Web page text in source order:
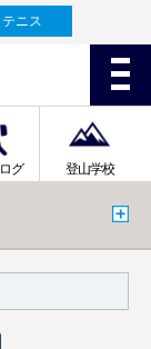
テニス
グ 登山学校